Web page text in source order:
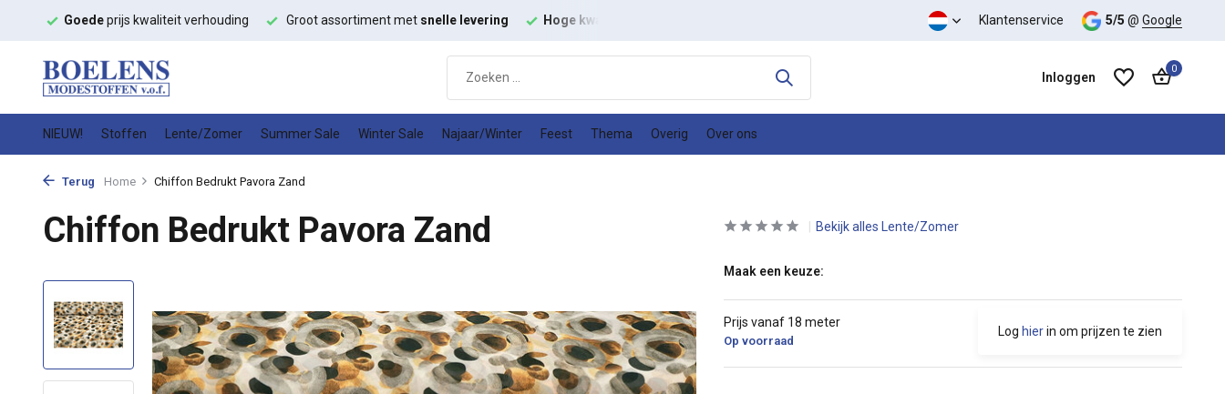
Goedeprijs kwaliteit verhouding Groot assortiment met snelle levering Hoge kwaliteit prijs kwaliteit verhouding Klantenservice 5/5 @ Google
Inloggen
0
NIEUW! Stoffen Lente/Zomer Summer Sale Winter Sale Najaar/Winter Feest Thema Overig Over ons
Terug Home Chiffon Bedrukt Pavora Zand
Chiffon Bedrukt Pavora Zand Bekijk alles Lente/Zomer
Maak een keuze:
Prijs vanaf 18 meter
Op voorraad
Log hierin om prijzen te zien